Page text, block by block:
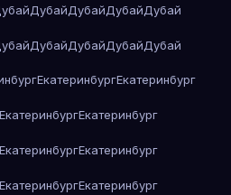
ДубайДубайДубайДубай
ДубайДубайДубайДубай
ЕкатеринбургЕкатеринбург
ЕкатеринбургЕкатеринбург
ЕкатеринбургЕкатеринбург
ЕкатеринбургЕкатеринбург